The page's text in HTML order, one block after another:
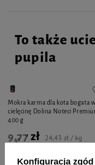
To także
pupila
Mokra karma dla kota bogata w
cielęcinę Dolina Noteci
400 g
9,77 zł 24,43 zł / kg
-
Konfiguracja zgód